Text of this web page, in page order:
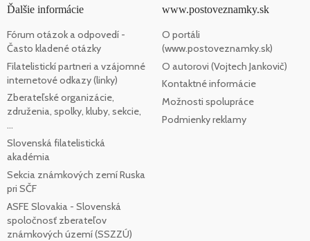
Ďalšie informácie
Fórum otázok a odpovedí -
Často kladené otázky
Filatelistickí partneri a vzájomné
internetové odkazy (linky)
Zberateľské organizácie,
združenia, spolky, kluby, sekcie,
...
Slovenská filatelistická
akadémia
Sekcia známkových zemí Ruska
pri SČF
ASFE Slovakia - Slovenská
spoločnosť zberateľov
známkových území (SSZZÚ)
www.postoveznamky.sk
O portáli
(www.postoveznamky.sk)
O autorovi (Vojtech Jankovič)
Kontaktné informácie
Možnosti spolupráce
Podmienky reklamy